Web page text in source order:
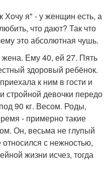
Хочу я" - у женщин есть, а
что дают? Так что
это абсолютная чушь.
Ему 40, ей 27. Пять
здоровый ребёнок.
к ним в гости и
стройной девочки передо
90 кг. Весом. Роды,
- примерно такие
Он, весьма не глупый
с нежностью,
жизни исчез, тогда